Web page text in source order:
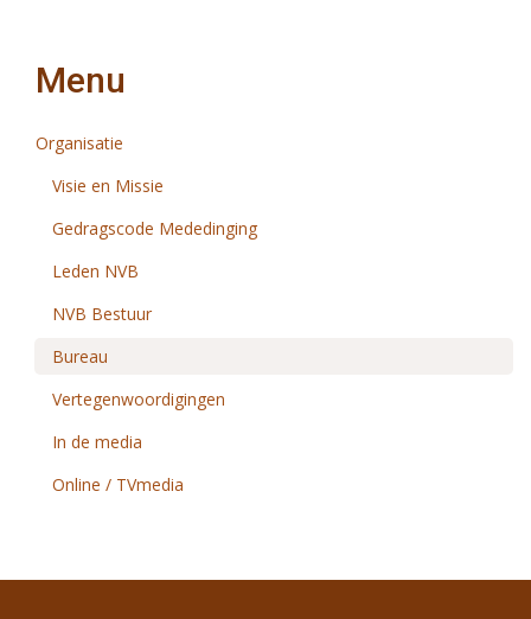
Menu
Organisatie
Visie en Missie
Gedragscode Mededinging
Leden NVB
NVB Bestuur
Bureau
Vertegenwoordigingen
In de media
Online / TVmedia